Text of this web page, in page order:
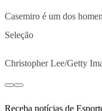
Casemiro é um dos
Seleção
Christopher Lee/Getty
Receba notícias de